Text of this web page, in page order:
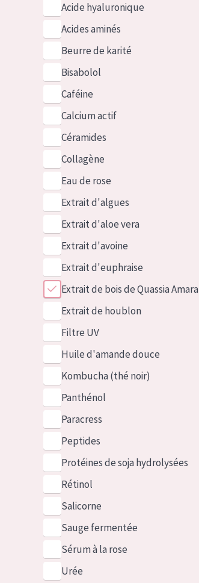
Acide hyaluronique
Acides aminés
Beurre de karité
Bisabolol
Caféine
Calcium actif
Céramides
Collagène
Eau de rose
Extrait d'algues
Extrait d'aloe vera
Extrait d'avoine
Extrait d'euphraise
Extrait de bois de Quassia Amara
Extrait de houblon
Filtre UV
Huile d'amande douce
Kombucha (thé noir)
Panthénol
Paracress
Peptides
Protéines de soja hydrolysées
Rétinol
Salicorne
Sauge fermentée
Sérum à la rose
Urée